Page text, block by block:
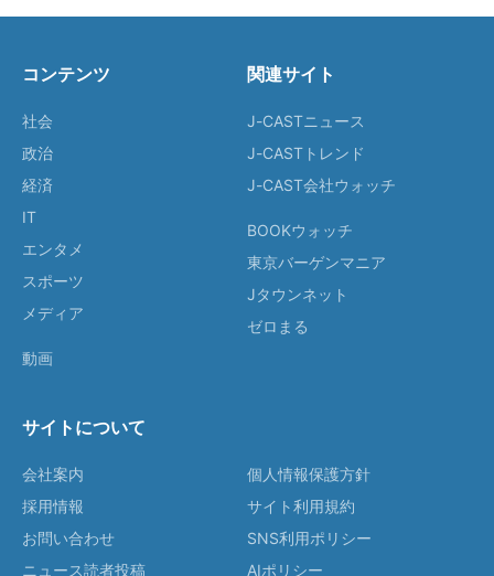
コンテンツ
社会
政治
経済
IT
エンタメ
スポーツ
メディア
動画
関連サイト
J-CASTニュース
J-CASTトレンド
J-CAST会社ウォッチ
BOOKウォッチ
東京バーゲンマニア
Jタウンネット
ゼロまる
サイトについて
会社案内
採用情報
お問い合わせ
ニュース読者投稿
個人情報保護方針
サイト利用規約
SNS利用ポリシー
AIポリシー